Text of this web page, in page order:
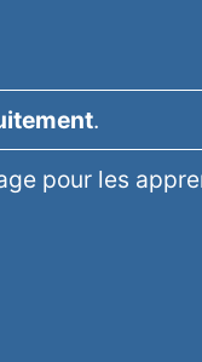
.
pour les